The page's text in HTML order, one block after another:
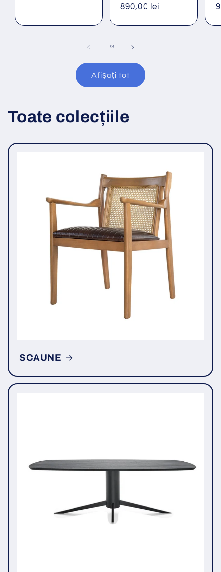
Preț
890,00 lei
1 /din
3
Afișați tot
Toate colecțiile
SCAUNE